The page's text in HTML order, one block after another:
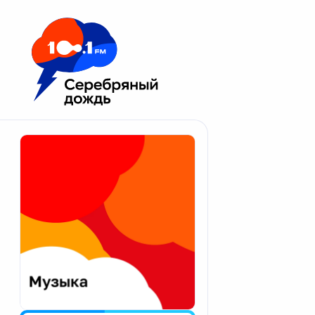
Москва 100.1 FM
Апатиты
Екатеринбург
Калининград
Калуга